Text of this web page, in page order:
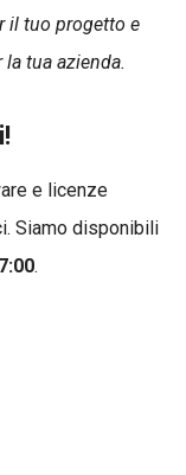
il tuo progetto e
tua azienda.
e licenze
Siamo disponibili
.